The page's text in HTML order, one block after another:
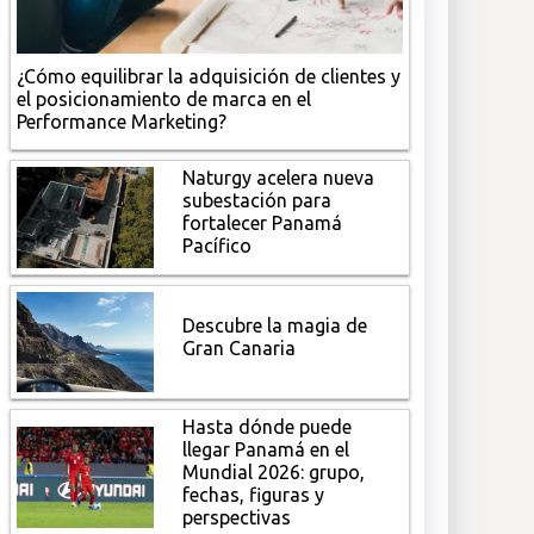
¿Cómo equilibrar la adquisición de clientes y
el posicionamiento de marca en el
Performance Marketing?
Naturgy acelera nueva
subestación para
fortalecer Panamá
Pacífico
Descubre la magia de
Gran Canaria
Hasta dónde puede
llegar Panamá en el
Mundial 2026: grupo,
fechas, figuras y
perspectivas